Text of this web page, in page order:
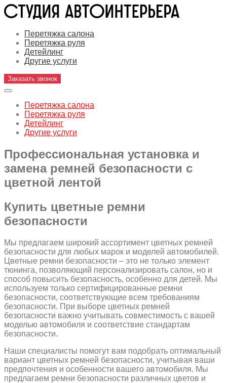
Перетяжка салона
Перетяжка руля
Детейлинг
Другие услуги
Заказать звонок
Перетяжка салона
Перетяжка руля
Детейлинг
Другие услуги
Профессиональная установка и
замена ремней безопасности с
цветной лентой
Купить цветные ремни
безопасности
Мы предлагаем широкий ассортимент цветных ремней
безопасности для любых марок и моделей автомобилей.
Цветные ремни безопасности – это не только элемент
тюнинга, позволяющий персонализировать салон, но и
способ повысить безопасность, особенно для детей. Мы
используем только сертифицированные ремни
безопасности, соответствующие всем требованиям
безопасности. При выборе цветных ремней
безопасности важно учитывать совместимость с вашей
моделью автомобиля и соответствие стандартам
безопасности.
Наши специалисты помогут вам подобрать оптимальный
вариант цветных ремней безопасности, учитывая ваши
предпочтения и особенности вашего автомобиля. Мы
предлагаем ремни безопасности различных цветов и